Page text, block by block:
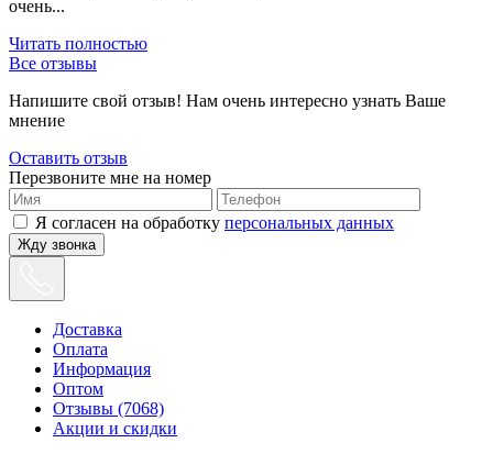
очень...
Читать полностью
Все отзывы
Напишите свой отзыв! Нам очень интересно узнать Ваше
мнение
Оставить отзыв
Перезвоните мне на номер
Я согласен на обработку персональных данных
Жду звонка
Доставка
Оплата
Информация
Оптом
Отзывы (7068)
Акции и скидки